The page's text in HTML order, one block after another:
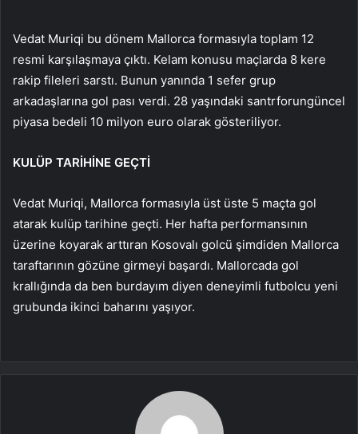
Vedat Muriqi bu dönem Mallorca formasıyla toplam 12
resmi karşılaşmaya çıktı. Kelam konusu maçlarda 8 kere
rakip fileleri sarstı. Bunun yanında 1 sefer grup
arkadaşlarına gol pası verdi. 28 yaşındaki santrforungüncel
piyasa bedeli 10 milyon euro olarak gösteriliyor.
KULÜP TARİHİNE GEÇTİ
Vedat Muriqi, Mallorca formasıyla üst üste 5 maçta gol
atarak kulüp tarihine geçti. Her hafta performansının
üzerine koyarak arttıran Kosovalı golcü şimdiden Mallorca
taraftarının gözüne girmeyi başardı. Mallorcada gol
krallığında da ben burdayım diyen deneyimli futbolcu yeni
grubunda ikinci baharını yaşıyor.